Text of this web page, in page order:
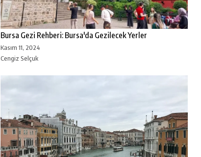
Bursa Gezi Rehberi: Bursa'da Gezilecek Yerler
Kasım 11, 2024
Cengiz Selçuk